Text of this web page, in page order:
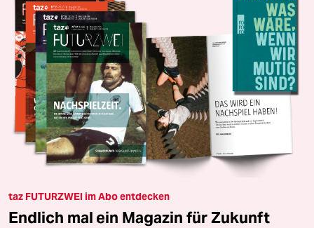
taz FUTURZWEI im Abo entdecken
Endlich mal ein Magazin für Zukunft